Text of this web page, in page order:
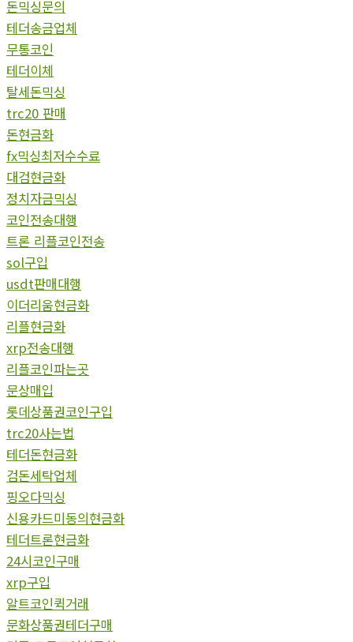
돈믹싱문의
테더송금업체
무통코인
테더이체
탈세돈믹싱
trc20 판매
돈현금화
fx믹싱최저수수료
대검현금화
정치자금믹싱
코인전송대행
트론 리플코인전송
sol구입
usdt판매대행
이더리움현금화
리플현금화
xrp전송대행
리플코인파는곳
문상매입
롯데상품권코인구입
trc20사는법
테더돈현금화
검돈세탁업체
핑오다믹싱
신용카드미동의현금화
테더트론현금화
24시코인구매
xrp구입
알트코인퀵거래
문화상품권테더구매